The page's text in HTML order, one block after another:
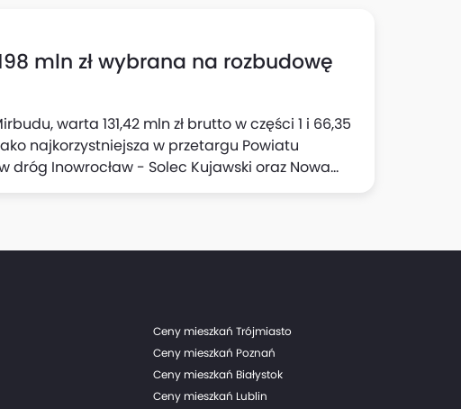
mln zł wybrana na rozbudowę
warta 131,42 mln zł brutto w części 1 i 66,35
najkorzystniejsza w przetargu Powiatu
dróg Inowrocław - Solec Kujawski oraz Nowa
Ceny mieszkań Trójmiasto
Ceny mieszkań Poznań
Ceny mieszkań Białystok
Ceny mieszkań Lublin